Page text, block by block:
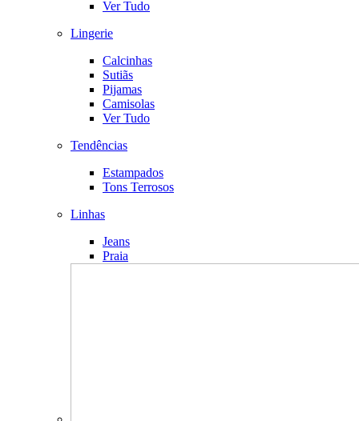
Ver Tudo
Lingerie
Calcinhas
Sutiãs
Pijamas
Camisolas
Ver Tudo
Tendências
Estampados
Tons Terrosos
Linhas
Jeans
Praia